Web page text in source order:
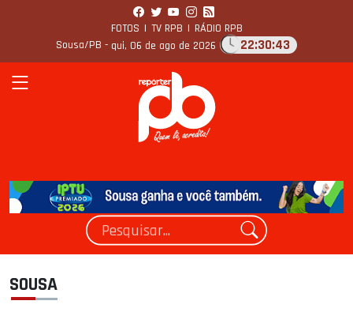
FOTOS | TV RPB | RÁDIO RPB
Sousa/PB - qui, 06 de ago de 2026 22:30:44
SOUSA